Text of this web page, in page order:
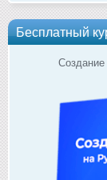
Бесплатный